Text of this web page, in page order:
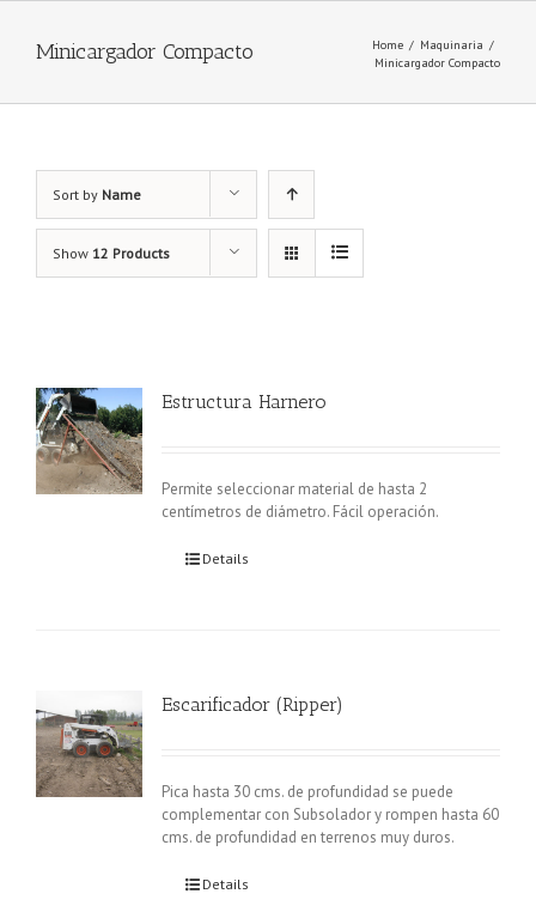
Minicargador Compacto Home / Maquinaria /
Minicargador Compacto
Sort by Name
Show 12 Products
Estructura Harnero
Permite seleccionar material de hasta 2
centímetros de diámetro. Fácil operación.
Details
Escarificador (Ripper)
Pica hasta 30 cms. de profundidad se puede
complementar con Subsolador y rompen hasta 60
cms. de profundidad en terrenos muy duros.
Details